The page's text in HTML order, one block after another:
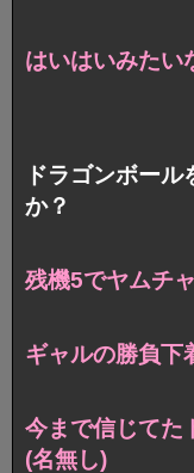
はいはいみた
ドラゴンボー
か？
残機5でヤムチ
ギャルの勝負
今まで信じて
(名無し)